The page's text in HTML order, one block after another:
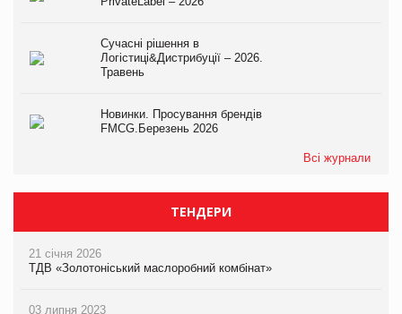
Сучасні рішення в
Логістиці&Дистрибуції – 2026.
Травень
Новинки. Просування брендів
FMCG.Березень 2026
Всі журнали
ТЕНДЕРИ
21 січня 2026
ТДВ «Золотоніський маслоробний комбінат»
03 липня 2023